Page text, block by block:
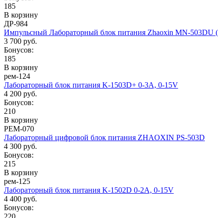
185
В корзину
ДР-984
Импульсный Лабораторный блок питания Zhaoxin MN-503DU
3 700 руб.
Бонусов:
185
В корзину
рем-124
Лабораторный блок питания K-1503D+ 0-3А, 0-15V
4 200 руб.
Бонусов:
210
В корзину
РЕМ-070
Лабораторный цифровой блок питания ZHAOXIN PS-503D
4 300 руб.
Бонусов:
215
В корзину
рем-125
Лабораторный блок питания K-1502D 0-2А, 0-15V
4 400 руб.
Бонусов:
220